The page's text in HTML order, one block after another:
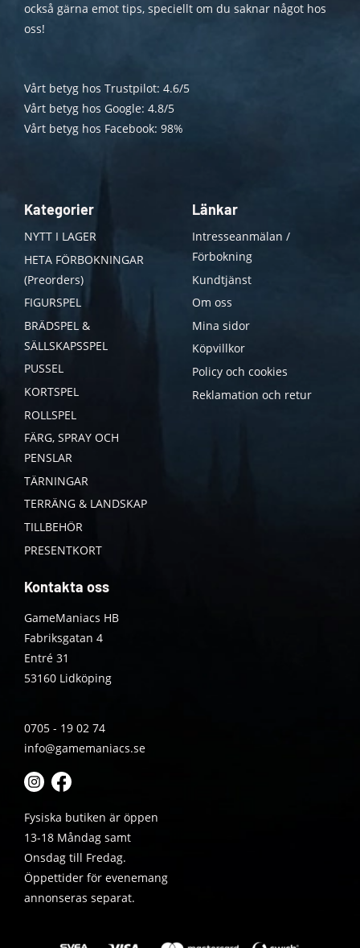
också gärna emot tips, speciellt om du saknar något hos
oss!
Vårt betyg hos Trustpilot: 4.6/5
Vårt betyg hos Google: 4.8/5
Vårt betyg hos Facebook: 98%
Kategorier
NYTT I LAGER
HETA FÖRBOKNINGAR
(Preorders)
FIGURSPEL
BRÄDSPEL &
SÄLLSKAPSSPEL
PUSSEL
KORTSPEL
ROLLSPEL
FÄRG, SPRAY OCH
PENSLAR
TÄRNINGAR
TERRÄNG & LANDSKAP
TILLBEHÖR
PRESENTKORT
Länkar
Intresseanmälan /
Förbokning
Kundtjänst
Om oss
Mina sidor
Köpvillkor
Policy och cookies
Reklamation och retur
Kontakta oss
GameManiacs HB
Fabriksgatan 4
Entré 31
53160 Lidköping
0705 - 19 02 74
info@gamemaniacs.se
Fysiska butiken är öppen
13-18 Måndag samt
Onsdag till Fredag.
Öppettider för evenemang
annonseras separat.